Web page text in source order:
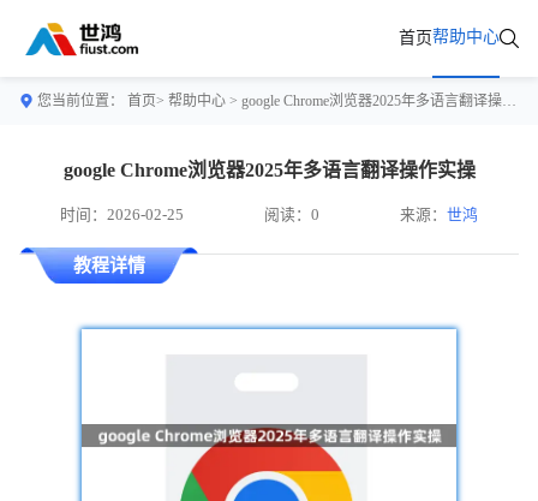
首页帮助中心
您当前位置： 首页> 帮助中心 > google Chrome浏览器2025年多语言翻译操作实操
google Chrome浏览器2025年多语言翻译操作实操
时间：2026-02-25 阅读：0 来源：世鸿
教程详情